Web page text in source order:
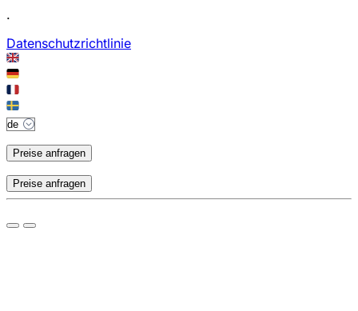
.
Datenschutzrichtlinie
Preise anfragen
Preise anfragen